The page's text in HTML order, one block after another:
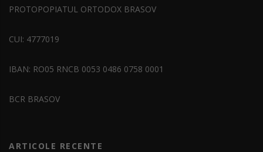
PROTOPOPIATUL ORTODOX BRASOV
CUI: 4777019
IBAN: RO05 RNCB 0053 0486 0758 0001
BCR BRASOV
ARTICOLE RECENTE